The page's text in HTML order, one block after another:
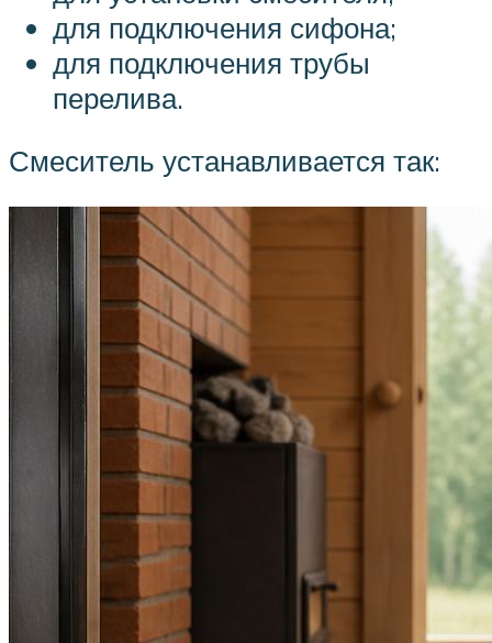
для подключения сифона;
для подключения трубы
перелива.
Смеситель устанавливается так: